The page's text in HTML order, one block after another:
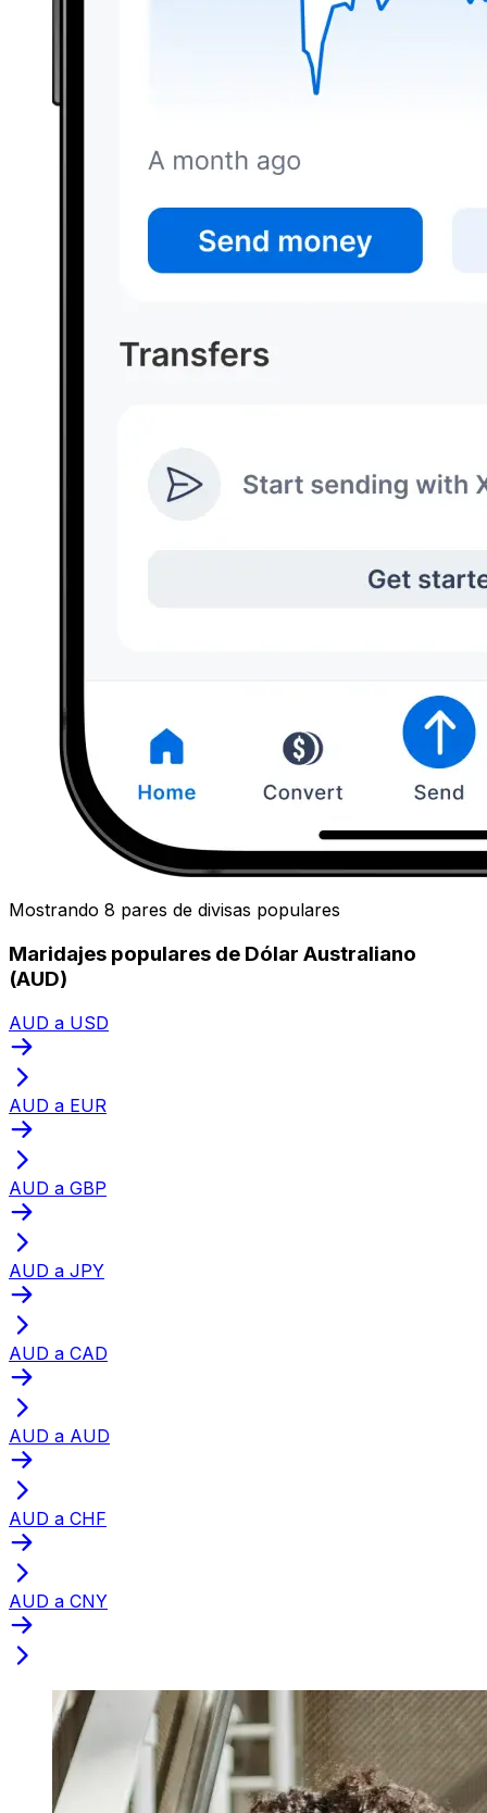
Mostrando 8 pares de divisas populares
Maridajes populares de Dólar Australiano
(AUD)
AUD a USD
AUD a EUR
AUD a GBP
AUD a JPY
AUD a CAD
AUD a AUD
AUD a CHF
AUD a CNY